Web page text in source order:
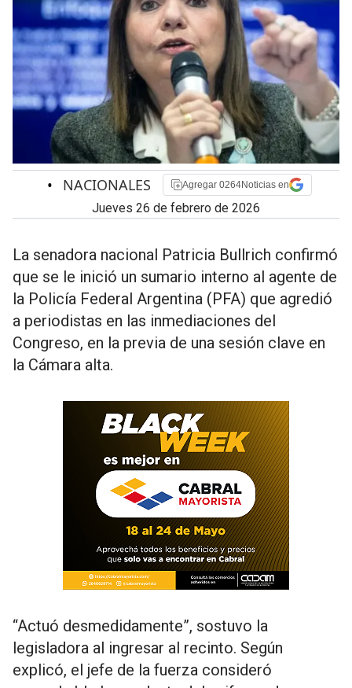
• NACIONALES Agregar 0264Noticias en
jueves 26 de febrero de 2026
La senadora nacional Patricia Bullrich confirmó
que se le inició un sumario interno al agente de
la Policía Federal Argentina (PFA) que agredió
a periodistas en las inmediaciones del
Congreso, en la previa de una sesión clave en
la Cámara alta.
“Actuó desmedidamente”, sostuvo la
legisladora al ingresar al recinto. Según
explicó, el jefe de la fuerza consideró